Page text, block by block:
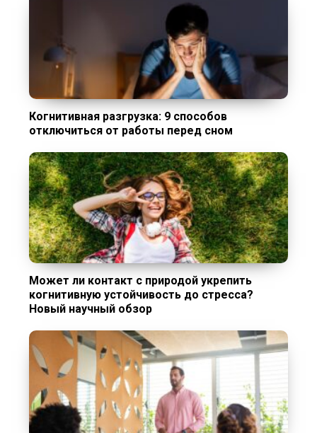
Когнитивная разгрузка: 9 способов
отключиться от работы перед сном
Может ли контакт с природой укрепить
когнитивную устойчивость до стресса?
Новый научный обзор